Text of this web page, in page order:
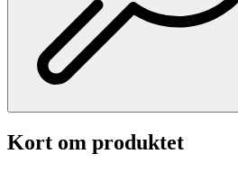
Kort om produktet